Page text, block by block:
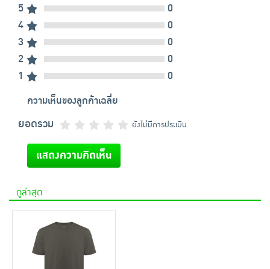
5
0
4
0
3
0
2
0
1
0
ความเห็นของลูกค้าเฉลี่ย
ยอดรวม ยังไม่มีการประเมิน
แสดงความคิดเห็น
ดูล่าสุด